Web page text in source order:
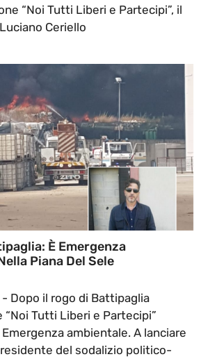
“Noi Tutti Liberi e Partecipi”, il
Ceriello
È Emergenza
Piana Del Sele
- Dopo il rogo di Battipaglia
“Noi Tutti Liberi e Partecipi”
ambientale. A lanciare
del sodalizio politico-